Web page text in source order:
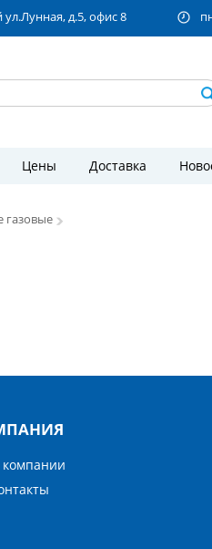
д.5, офис 8
Цены Доставка
газовые